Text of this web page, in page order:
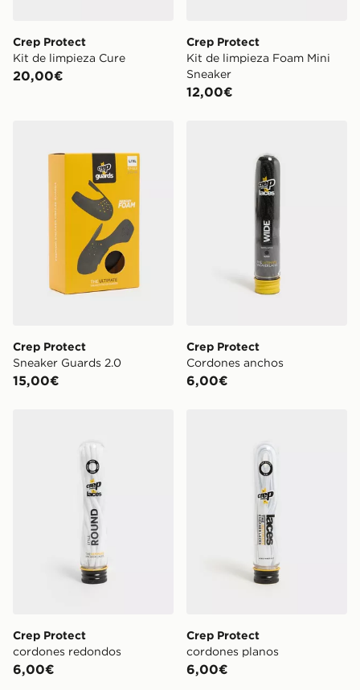
Crep Protect
Kit de limpieza Cure
20,00€
Crep Protect
Kit de limpieza Foam Mini
Sneaker
12,00€
Crep Protect
Sneaker Guards 2.0
15,00€
Crep Protect
Cordones anchos
6,00€
Crep Protect
cordones redondos
6,00€
Crep Protect
cordones planos
6,00€